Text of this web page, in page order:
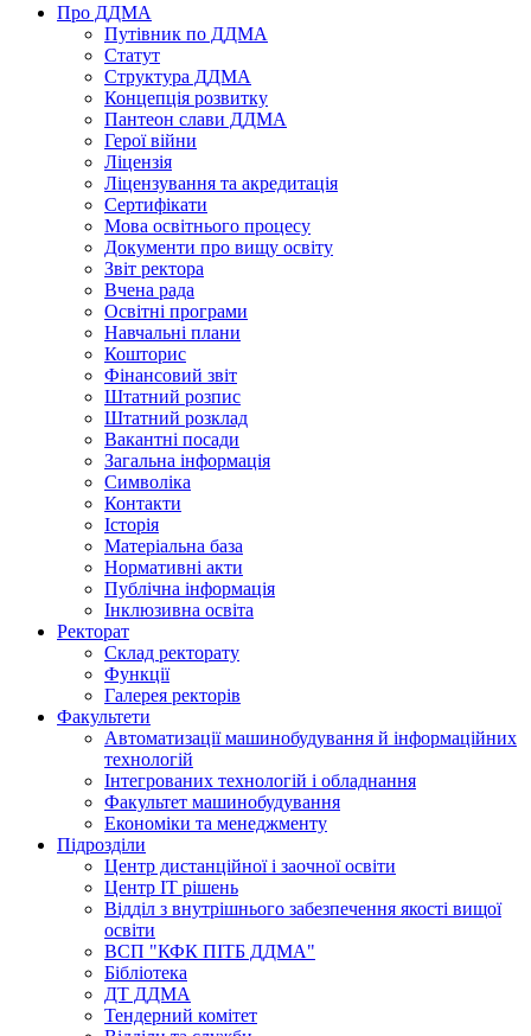
Про ДДМА
Путівник по ДДМА
Статут
Структура ДДМА
Концепція розвитку
Пантеон слави ДДМА
Герої війни
Ліцензія
Ліцензування та акредитація
Сертифікати
Мова освітнього процесу
Документи про вищу освіту
Звіт ректора
Вчена рада
Освітні програми
Навчальні плани
Кошторис
Фінансовий звіт
Штатний розпис
Штатний розклад
Вакантні посади
Загальна інформація
Символіка
Контакти
Історія
Матеріальна база
Нормативні акти
Публічна інформація
Інклюзивна освіта
Ректорат
Склад ректорату
Функції
Галерея ректорів
Факультети
Автоматизації машинобудування й інформаційних
технологій
Інтегрованих технологій і обладнання
Факультет машинобудування
Економіки та менеджменту
Підрозділи
Центр дистанційної і заочної освіти
Центр ІТ рішень
Відділ з внутрішнього забезпечення якості вищої
освіти
ВСП "КФК ПІТБ ДДМА"
Бібліотека
ДТ ДДМА
Тендерний комітет